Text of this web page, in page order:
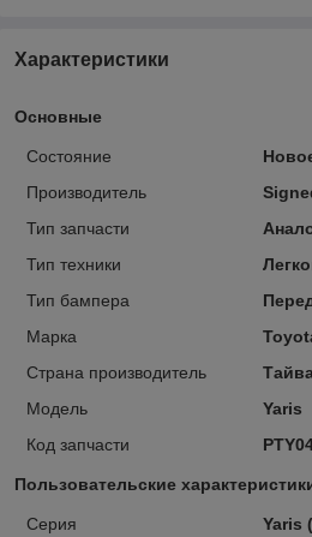
Характеристики
Основные
Состояние
Производитель
Тип запчасти
Тип техники
Тип бампера
Марка
Страна производитель
Модель
Yaris
Код запчасти
Пользовательские
Серия Yaris